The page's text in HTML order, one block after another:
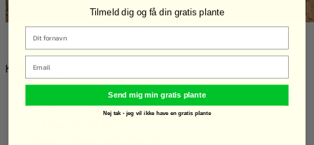
Klimaplanter
Viborgvej 372 8920, Randers NV
CVR-nr. 40622845
Tilmeld dig og få din gratis plante
Send mig min gratis plante
Nej tak - jeg vil ikke have en gratis plante